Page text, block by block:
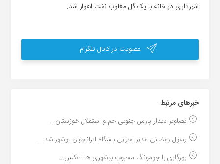
شهرداری در خانه با یک گل مغلوب نفت اهواز شد.
عضویت در کانال تلگرام
خبر‌های مرتبط
تصاویر دیدار پارس جنوبى جم و استقلال خوزستان...
رسول رمضانی مدیر اجرایی باشگاه ایرانجوان بوشهر شد...
روزگاری با جومونگ محبوب بوشهری ها+عکس...